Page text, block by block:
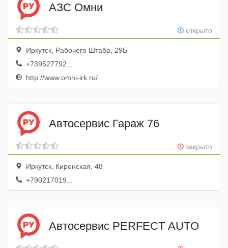
АЗС Омни
открыто
Иркутск, Рабочего Штаба, 29Б
+739527792...
http://www.omni-irk.ru/
Автосервис Гараж 76
закрыто
Иркутск, Киренская, 48
+790217019...
Автосервис PERFECT AUTO